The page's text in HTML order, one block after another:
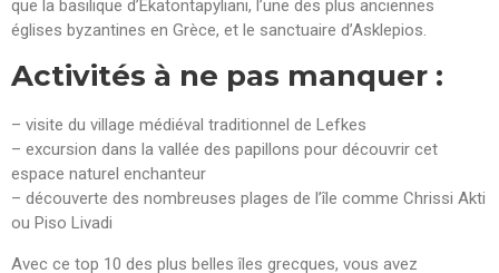
que la basilique d’Ekatontapyliani, l’une des plus anciennes
églises byzantines en Grèce, et le sanctuaire d’Asklepios.
Activités à ne pas manquer :
– visite du village médiéval traditionnel de Lefkes
– excursion dans la vallée des papillons pour découvrir cet
espace naturel enchanteur
– découverte des nombreuses plages de l’île comme Chrissi Akti
ou Piso Livadi
Avec ce top 10 des plus belles îles grecques, vous avez